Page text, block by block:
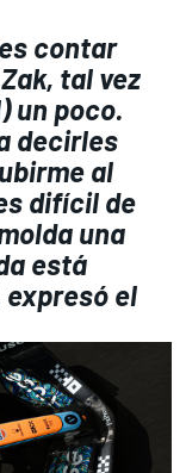
contar
tal vez
un poco.
decirles
al
difícil de
una
está
expresó el